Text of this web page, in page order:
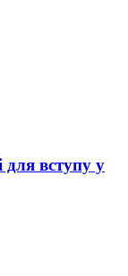
для вступу у